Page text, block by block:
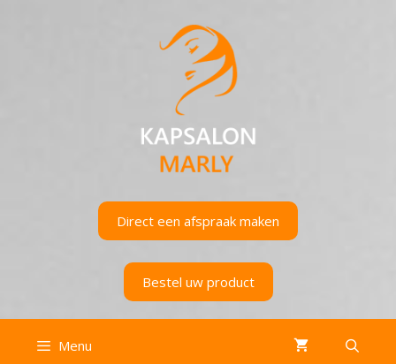
Direct een afspraak maken
Bestel uw product
Menu